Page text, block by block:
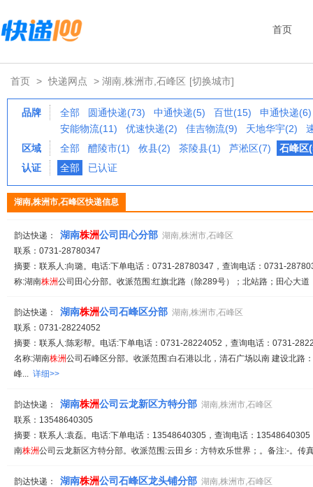
首页
首页 > 快递网点 > 湖南,株洲市,石峰区 [切换城市]
品牌 全部 圆通快递(73) 中通快递(5) 百世(15)
申通快递(6)
安能物流(11)
优速快递(2) 佳吉物流(9) 天地华宇(2)
区域
全部 醴陵市(1) 攸县(2) 茶陵县(1) 芦淞区(7)
石峰区
认证
全部 已认证
湖南,株洲市,石峰区快递信息
韵达快递： 湖南株洲公司田心分部 湖南,株洲市,石峰区
联系：0731-28780347
摘要：联系人:向璐。电话:下单电话：0731-28780347，查询电话：0731-
称:湖南株洲公司田心分部。收派范围:红旗北路（除289号）；北站路；田心大
韵达快递： 湖南株洲公司石峰区分部 湖南,株洲市,石峰区
联系：0731-28224052
摘要：联系人:陈彩帮。电话:下单电话：0731-28224052，查询电话：0731-
名称:湖南株洲公司石峰区分部。收派范围:白石港以北，清石广场以南 建设北路：
峰... 详细>>
韵达快递： 湖南株洲公司云龙新区方特分部 湖南,株洲市,石峰区
联系：13548640305
摘要：联系人:袁磊。电话:下单电话：13548640305，查询电话：
南株洲公司云龙新区方特分部。收派范围:云田乡：方特欢乐世界；。备注:-。传
韵达快递： 湖南株洲公司石峰区龙头铺分部 湖南,株洲市,石峰区